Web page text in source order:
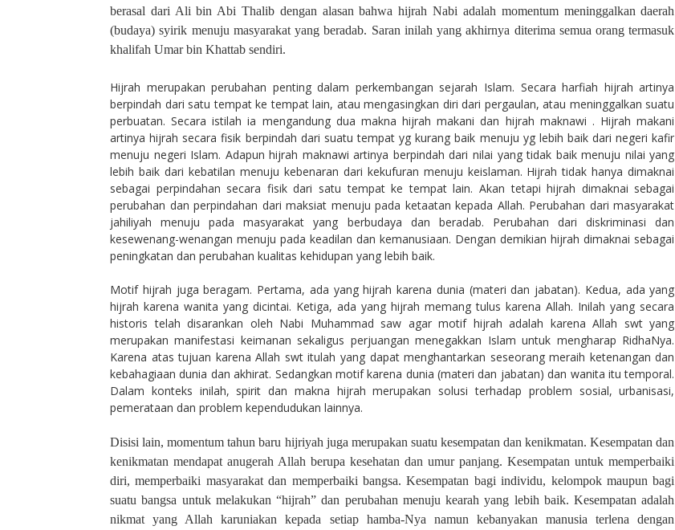
berasal dari Ali bin Abi Thalib dengan alasan bahwa hijrah Nabi adalah momentum meninggalkan daerah
(budaya) syirik menuju masyarakat yang beradab. Saran inilah yang akhirnya diterima semua orang termasuk
khalifah Umar bin Khattab sendiri.
Hijrah merupakan perubahan penting dalam perkembangan sejarah Islam. Secara harfiah hijrah artinya
berpindah dari satu tempat ke tempat lain, atau mengasingkan diri dari pergaulan, atau meninggalkan suatu
perbuatan. Secara istilah ia mengandung dua makna hijrah makani dan hijrah maknawi . Hijrah makani
artinya hijrah secara fisik berpindah dari suatu tempat yg kurang baik menuju yg lebih baik dari negeri kafir
menuju negeri Islam. Adapun hijrah maknawi artinya berpindah dari nilai yang tidak baik menuju nilai yang
lebih baik dari kebatilan menuju kebenaran dari kekufuran menuju keislaman. Hijrah tidak hanya dimaknai
sebagai perpindahan secara fisik dari satu tempat ke tempat lain. Akan tetapi hijrah dimaknai sebagai
perubahan dan perpindahan dari maksiat menuju pada ketaatan kepada Allah. Perubahan dari masyarakat
jahiliyah menuju pada masyarakat yang berbudaya dan beradab. Perubahan dari diskriminasi dan
kesewenang-wenangan menuju pada keadilan dan kemanusiaan. Dengan demikian hijrah dimaknai sebagai
peningkatan dan perubahan kualitas kehidupan yang lebih baik.
Motif hijrah juga beragam. Pertama, ada yang hijrah karena dunia (materi dan jabatan). Kedua, ada yang
hijrah karena wanita yang dicintai. Ketiga, ada yang hijrah memang tulus karena Allah. Inilah yang secara
historis telah disarankan oleh Nabi Muhammad saw agar motif hijrah adalah karena Allah swt yang
merupakan manifestasi keimanan sekaligus perjuangan menegakkan Islam untuk mengharap RidhaNya.
Karena atas tujuan karena Allah swt itulah yang dapat menghantarkan seseorang meraih ketenangan dan
kebahagiaan dunia dan akhirat. Sedangkan motif karena dunia (materi dan jabatan) dan wanita itu temporal.
Dalam konteks inilah, spirit dan makna hijrah merupakan solusi terhadap problem sosial, urbanisasi,
pemerataan dan problem kependudukan lainnya.
Disisi lain, momentum tahun baru hijriyah juga merupakan suatu kesempatan dan kenikmatan. Kesempatan dan
kenikmatan mendapat anugerah Allah berupa kesehatan dan umur panjang. Kesempatan untuk memperbaiki
diri, memperbaiki masyarakat dan memperbaiki bangsa. Kesempatan bagi individu, kelompok maupun bagi
suatu bangsa untuk melakukan “hijrah” dan perubahan menuju kearah yang lebih baik.Kesempatan adalah
nikmat yang Allah karuniakan kepada setiap hamba-Nya namun kebanyakan manusia terlena dengan